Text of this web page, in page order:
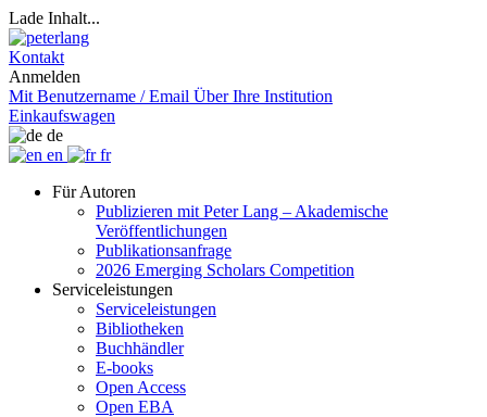
Lade Inhalt...
Kontakt
Anmelden
Mit Benutzername / Email Über Ihre Institution
Einkaufswagen
de
en
fr
Für Autoren
Publizieren mit Peter Lang – Akademische
Veröffentlichungen
Publikationsanfrage
2026 Emerging Scholars Competition
Serviceleistungen
Serviceleistungen
Bibliotheken
Buchhändler
E-books
Open Access
Open EBA